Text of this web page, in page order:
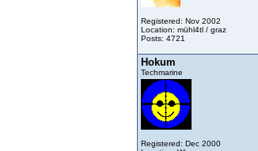
Registered: Nov 2002
Location: mühl4tl / graz
Posts: 4721
Hokum
Techmarine
Registered: Dec 2000